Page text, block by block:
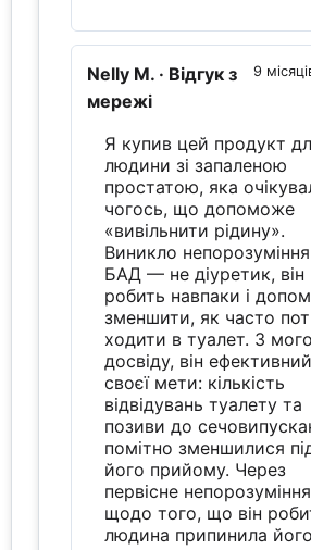
9
Nelly M. · Відгук з
мережі
Я купив цей продукт
людини зі запаленою
простатою, яка
чогось, що допоможе
«вивільнити рідину».
Виникло
БАД — не діуретик, він
робить навпаки і
зменшити, як часто
ходити в туалет. З мого
досвіду, він
своєї мети: кількість
відвідувань туалету та
позиви до
помітно зменшилися
його прийому. Через
первісне непорозуміння
щодо того, що він
людина припинила його